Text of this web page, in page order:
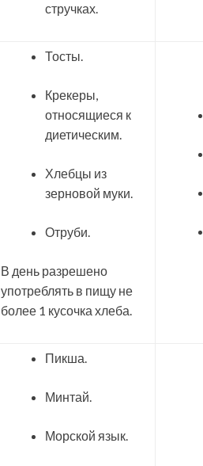
стручках.
Тосты.
Крекеры,
относящиеся к
диетическим.
Хлебцы из
зерновой муки.
Отруби.
В день разрешено
употреблять в пищу не
более 1 кусочка хлеба.
Пикша.
Минтай.
Морской язык.